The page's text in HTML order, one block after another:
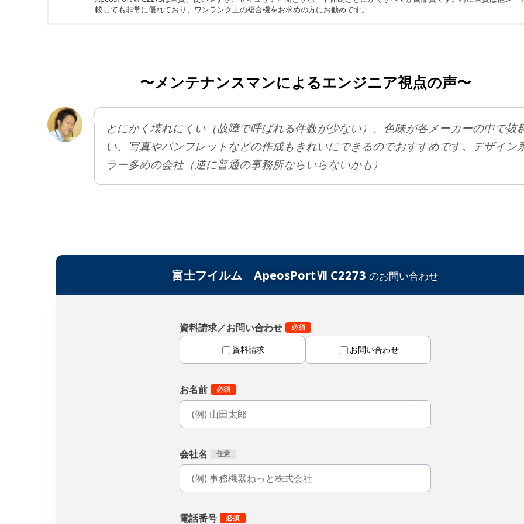
較しても非常に優れており、ワンランク上の複合機をお求めの方にお勧めです。
〜メンテナンスマンによるエンジニア視点の声〜
とにかく壊れにくい（故障で呼ばれる件数が少ない）、色味が各メーカーの中で抜
い、写真やパンフレットなどの作成もきれいにできるのでおすすめです。デザイン
ラー多めの会社（逆に普通の事務所ならいらないかも）
富士フイルム ApeosPortⅦ C2273 のお問い合わせ
資料請求／お問い合わせ
資料請求 お問い合わせ
お名前
会社名
電話番号